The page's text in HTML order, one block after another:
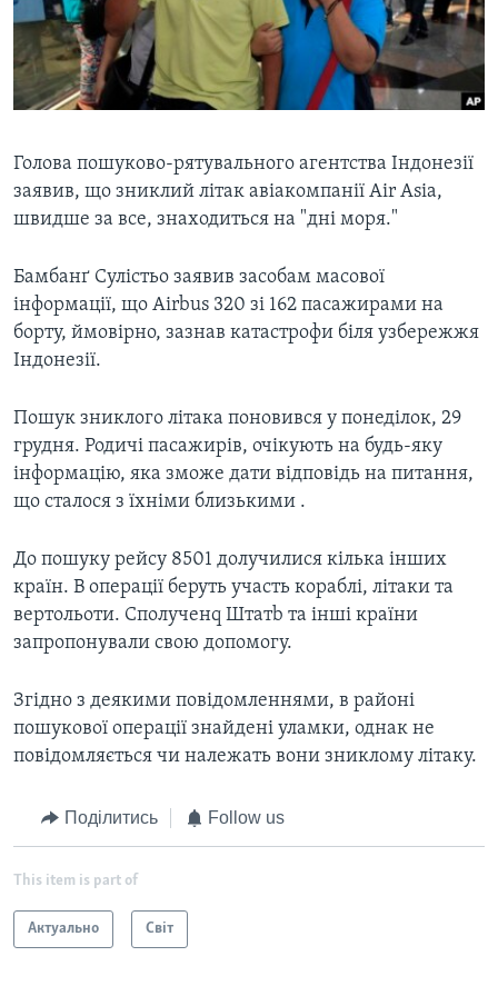
СУСПІЛЬСТВО
ЕКОНОМІКА
ІСТОРІЇ УСПІХУ УКРАЇНЦІВ
ТЕЛЕПРОГРАМИ
ЧАС-TIME
СТУДІЯ ВАШИНГТОН
ВІКНО В АМЕРИКУ
ПОГЛЯД З ВАШИНГТОНА
ENGLISH
МИ В СОЦМЕРЕЖАХ
Мови
Голова пошуково-рятувального агентства Індонезії
заявив, що зниклий літак авіакомпанії Air Asia,
швидше за все, знаходиться на "дні моря."
Бамбанґ Сулістьо заявив засобам масової
інформації, що Airbus 320 зі 162 пасажирами на
борту, ймовірно, зазнав катастрофи біля узбережжя
Індонезії.
Пошук зниклого літака поновився у понеділок, 29
грудня. Родичі пасажирів, очікують на будь-яку
інформацію, яка зможе дати відповідь на питання,
що сталося з їхніми близькими .
До пошуку рейсу 8501 долучилися кілька інших
країн. В операції беруть участь кораблі, літаки та
вертольоти. Сполученq Штатb та інші країни
запропонували свою допомогу.
Згідно з деякими повідомленнями, в районі
пошукової операції знайдені уламки, однак не
повідомляється чи належать вони зниклому літаку.
Поділитись Follow us
This item is part of
Актуально Світ